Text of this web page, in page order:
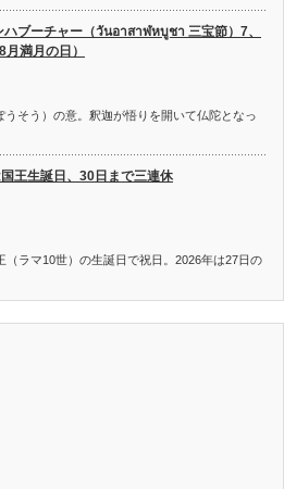
ハブーチャー（วันอาสาฬหบูชา 三宝節）7、
満月の日）
そう）の意。釈迦が悟りを開いて仏陀となっ
王生誕日、30日まで三連休
ラマ10世）の生誕日で祝日。2026年は27日の